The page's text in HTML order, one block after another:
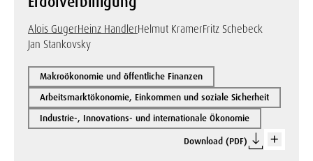
Alois GugerHeinz HandlerHelmut KramerFritz Schebeck
Jan Stankovsky
Makroökonomie und öffentliche Finanzen
Arbeitsmarktökonomie, Einkommen und soziale Sicherheit
Industrie-, Innovations- und internationale Ökonomie
Download (PDF)